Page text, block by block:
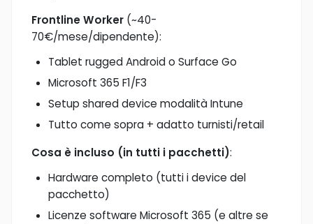
Frontline Worker (~40-
70€/mese/dipendente):
Tablet rugged Android o Surface Go
Microsoft 365 F1/F3
Setup shared device modalità Intune
Tutto come sopra + adatto turnisti/retail
Cosa è incluso (in tutti i pacchetti):
Hardware completo (tutti i device del
pacchetto)
Licenze software Microsoft 365 (e altre se